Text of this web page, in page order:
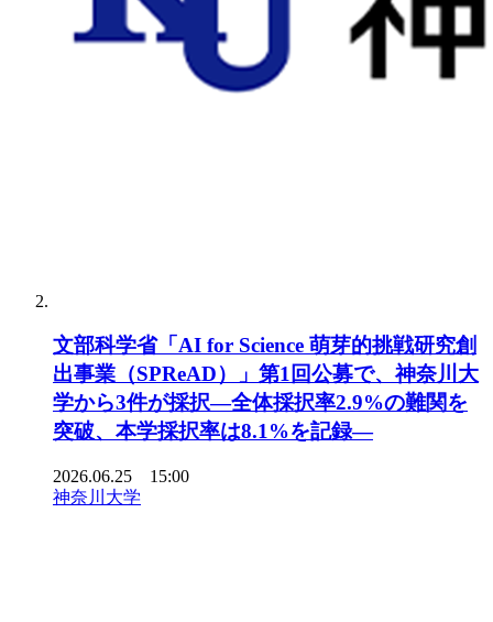
文部科学省「AI for Science 萌芽的挑戦研究創
出事業（SPReAD）」第1回公募で、神奈川大
学から3件が採択―全体採択率2.9%の難関を
突破、本学採択率は8.1%を記録―
2026.06.25 15:00
神奈川大学